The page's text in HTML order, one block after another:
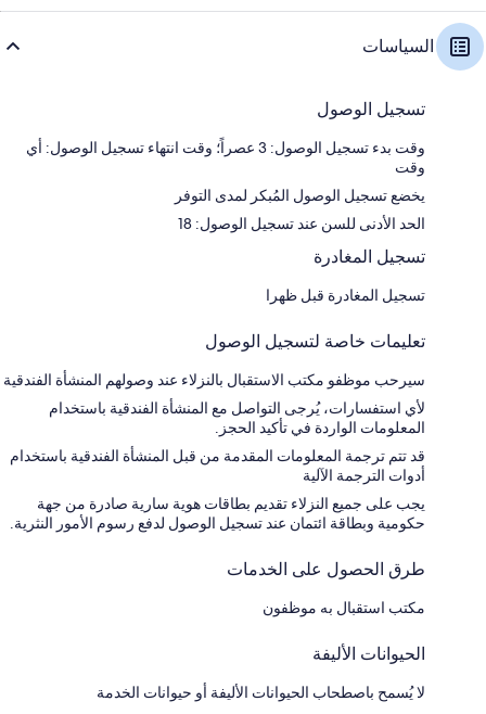
السياسات
تسجيل الوصول
وقت بدء تسجيل الوصول: 3 عصراً؛ وقت انتهاء تسجيل الوصول: أي
وقت
يخضع تسجيل الوصول المُبكر لمدى التوفر
الحد الأدنى للسن عند تسجيل الوصول: 18
تسجيل المغادرة
تسجيل المغادرة قبل ظهرا
تعليمات خاصة لتسجيل الوصول
سيرحب موظفو مكتب الاستقبال بالنزلاء عند وصولهم المنشأة الفندقية
لأي استفسارات، يُرجى التواصل مع المنشأة الفندقية باستخدام
المعلومات الواردة في تأكيد الحجز.
قد تتم ترجمة المعلومات المقدمة من قبل المنشأة الفندقية باستخدام
أدوات الترجمة الآلية
يجب على جميع النزلاء تقديم بطاقات هوية سارية صادرة من جهة
حكومية وبطاقة ائتمان عند تسجيل الوصول لدفع رسوم الأمور النثرية.
طرق الحصول على الخدمات
مكتب استقبال به موظفون
الحيوانات الأليفة
لا يُسمح باصطحاب الحيوانات الأليفة أو حيوانات الخدمة